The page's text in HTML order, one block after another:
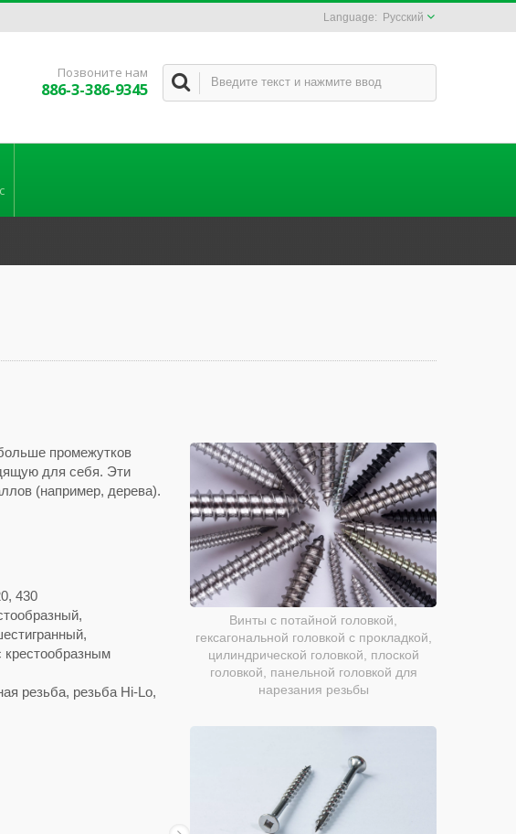
Русский
Позвоните нам
886-3-386-9345
Винты с потайной головкой,
гексагональной головкой с прокладкой,
цилиндрической головкой, плоской
головкой, панельной головкой для
нарезания резьбы
промежутков
для себя. Эти
(например, дерева).
430
резьба, резьба Hi-Lo,